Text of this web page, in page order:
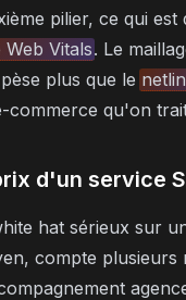
pilier, ce qui est
Web Vitals. Le
plus que le
commerce qu'on
d'un service
hat sérieux sur
compte plusieurs